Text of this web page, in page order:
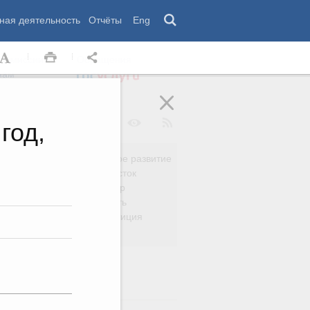
деятельность Отчёты Eng
Обращения
Региональное развитие
Дальний Восток
Россия и мир
Безопасность
Право и юстиция